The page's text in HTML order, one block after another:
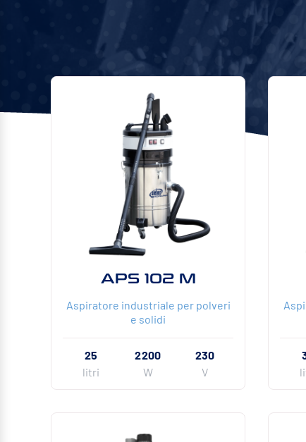
APS 102 M
Aspiratore industriale per polveri
e solidi
25
litri
2200
W
230
V